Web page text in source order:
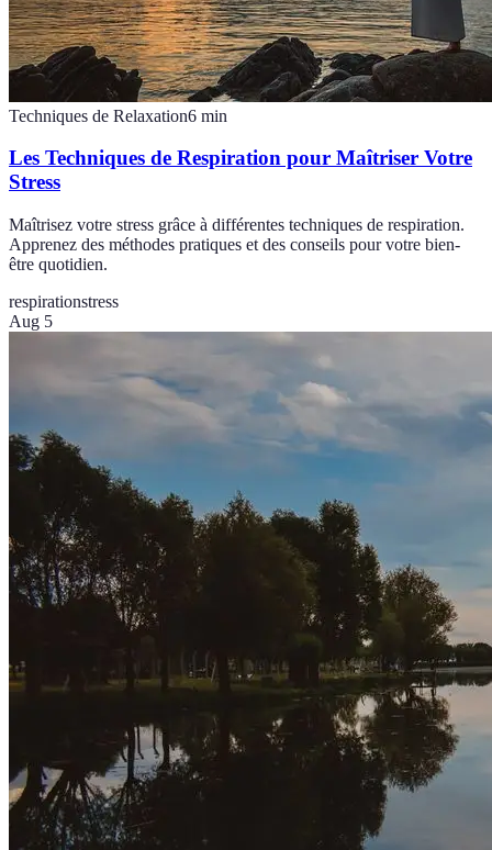
Techniques de Relaxation6 min
Les Techniques de Respiration pour Maîtriser Votre
Stress
Maîtrisez votre stress grâce à différentes techniques de respiration.
Apprenez des méthodes pratiques et des conseils pour votre bien-
être quotidien.
respirationstress
Aug 5